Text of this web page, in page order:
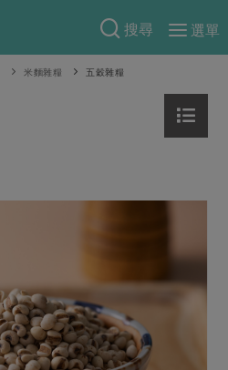
搜尋
選單
乳製品
米麵雜糧
一籃菜真心話
合作聯合國
生活提案
米麵雜糧 五穀雜糧